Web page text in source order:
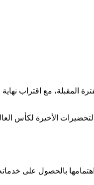
المقبلة، مع اقتراب نهاية
على تشيلي بنتيجة 2-1 في مباراة ودية ضمن التحضيرات الأخيرة لكأس
بالحصول على